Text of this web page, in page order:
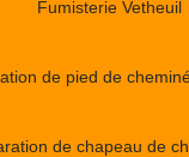
Fumisterie Vetheuil
de pied de
de chapeau de